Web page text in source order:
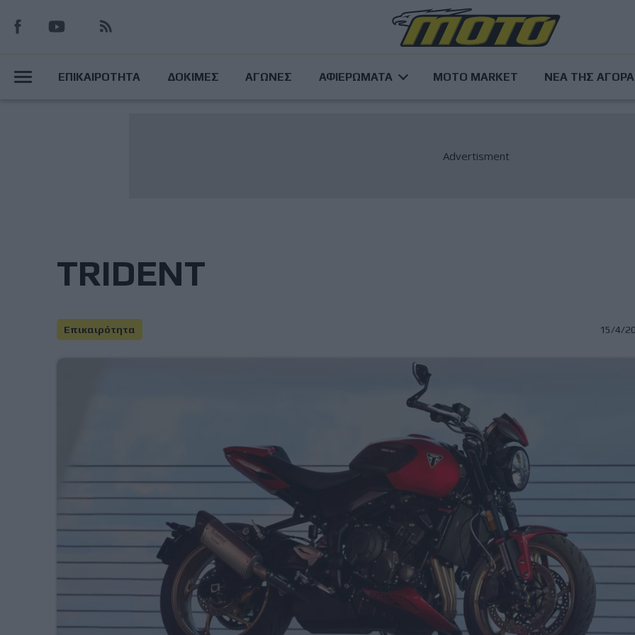
προς
κυρίως
MainΕΠΙΚΑΙΡΟΤΗΤΑ ΔΟΚΙΜΕΣ ΑΓΩΝΕΣ ΑΦΙΕΡΩΜΑΤΑ MOTO MARKET ΝΕΑ ΤΗΣ
TRIDENT
Επικαιρότητα 15/4/